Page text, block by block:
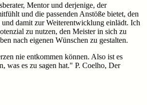
Mentor und derjenige, der
und die passenden Anstöße bietet, den
damit zur Weiterentwicklung einlädt. Ich
zu nutzen, den Meister in sich zu
nach eigenen Wünschen zu gestalten.
nie entkommen können. Also ist es
was es zu sagen hat." P. Coelho, Der